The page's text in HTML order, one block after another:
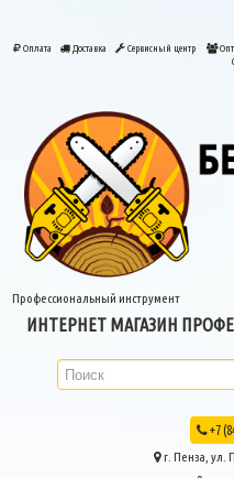
Оплата Доставка Сервисный центр
Профессиональный инструмент
ИНТЕРНЕТ МАГАЗИН
+7
г. Пенза, ул.